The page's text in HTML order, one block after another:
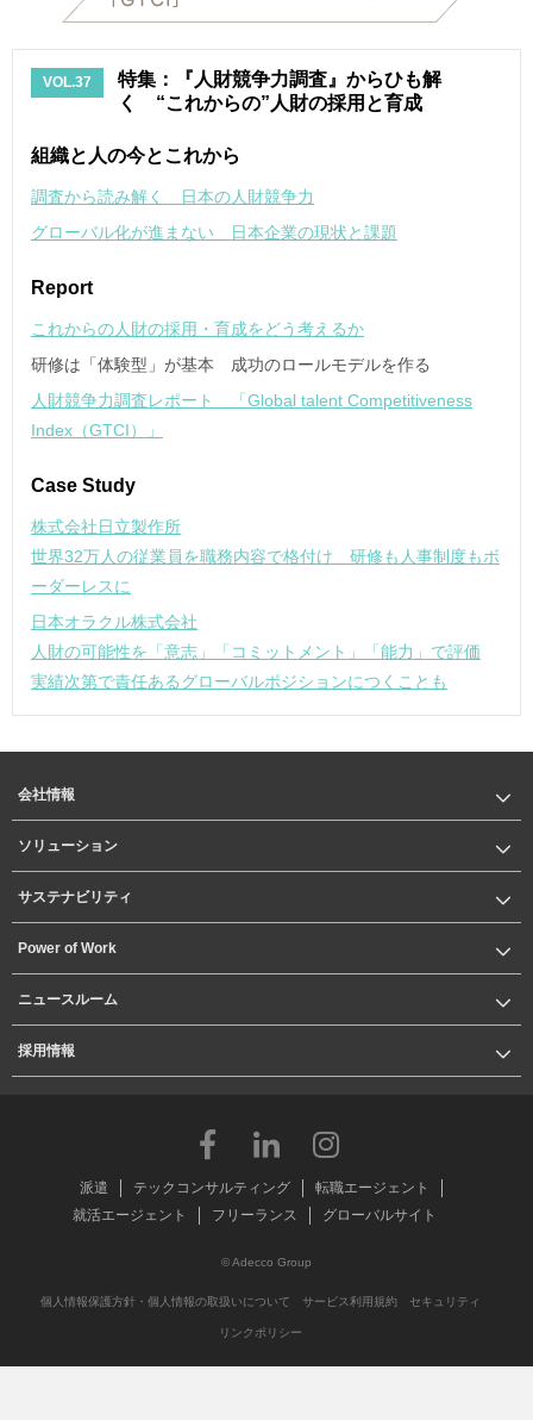
VOL.37
特集：『人財競争力調査』からひも解
く “これからの”人財の採用と育成
組織と人の今とこれから
調査から読み解く 日本の人財競争力
グローバル化が進まない 日本企業の現状と課題
Report
これからの人財の採用・育成をどう考えるか
研修は「体験型」が基本 成功のロールモデルを作る
人財競争力調査レポート 「Global talent Competitiveness
Index（GTCI）」
Case Study
株式会社日立製作所
世界32万人の従業員を職務内容で格付け 研修も人事制度もボ
ーダーレスに
日本オラクル株式会社
人財の可能性を「意志」「コミットメント」「能力」で評価
実績次第で責任あるグローバルポジションにつくことも
会社情報
ソリューション
サステナビリティ
Power of Work
ニュースルーム
採用情報
派遣 テックコンサルティング
転職エージェント
就活エージェント
フリーランス グローバルサイト
© Adecco Group
個人情報保護方針・個人情報の取扱いについて サービス利用規約 セキュリティ
リンクポリシー